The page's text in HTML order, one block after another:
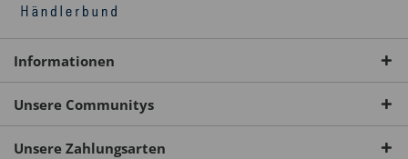
Informationen
Unsere Communitys
Unsere Zahlungsarten